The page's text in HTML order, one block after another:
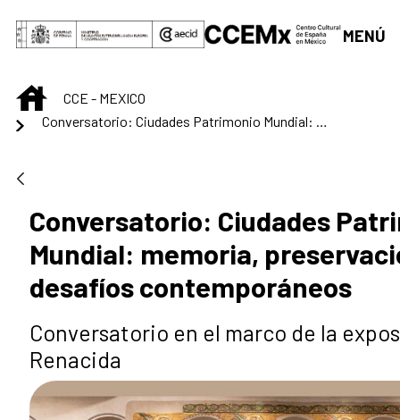
Saltar al contenido principal
MENÚ
INICIOCCE - MEXICO
Conversatorio: Ciudades Patrimonio Mundial: memoria, preservación y desafíos contemporáneos
Conversatorio: Ciudades
Mundial: memoria,
desafíos contemporáneos
Conversatorio en el marco de la
Renacida